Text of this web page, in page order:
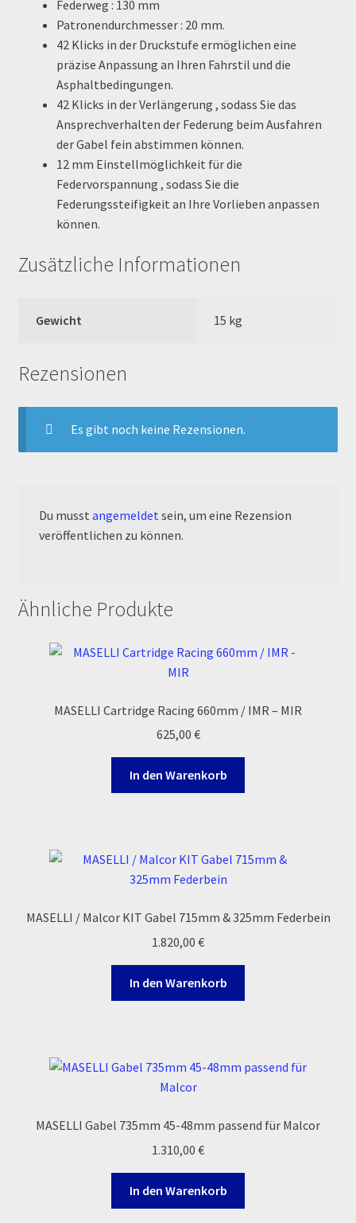
POLITICA DE COOKIES
Registration
Rennserien-Veranstalter
Reset Password
Versandarten
Federweg : 130 mm
Patronendurchmesser: 20 mm.
42 Klicks in der Druckstufe ermöglichen eine
präzise Anpassung an Ihren Fahrstil und die
Asphaltbedingungen.
42 Klicks in der Verlängerung , sodass Sie das
Ansprechverhalten der Federung beim Ausfahren
der Gabel fein abstimmen können.
12 mm Einstellmöglichkeit für die
Federvorspannung , sodass Sie die
Federungssteifigkeit an Ihre Vorlieben anpassen
können.
Zusätzliche Informationen
Gewicht 15 kg
Rezensionen
Es gibt noch keine Rezensionen.
Du musst angemeldet sein, um eine Rezension
veröffentlichen zu können.
Ähnliche Produkte
MASELLI Cartridge Racing 660mm / IMR – MIR
625,00 €
In den Warenkorb
MASELLI / Malcor KIT Gabel 715mm & 325mm Federbein
1.820,00 €
In den Warenkorb
MASELLI Gabel 735mm 45-48mm passend für Malcor
1.310,00 €
In den Warenkorb